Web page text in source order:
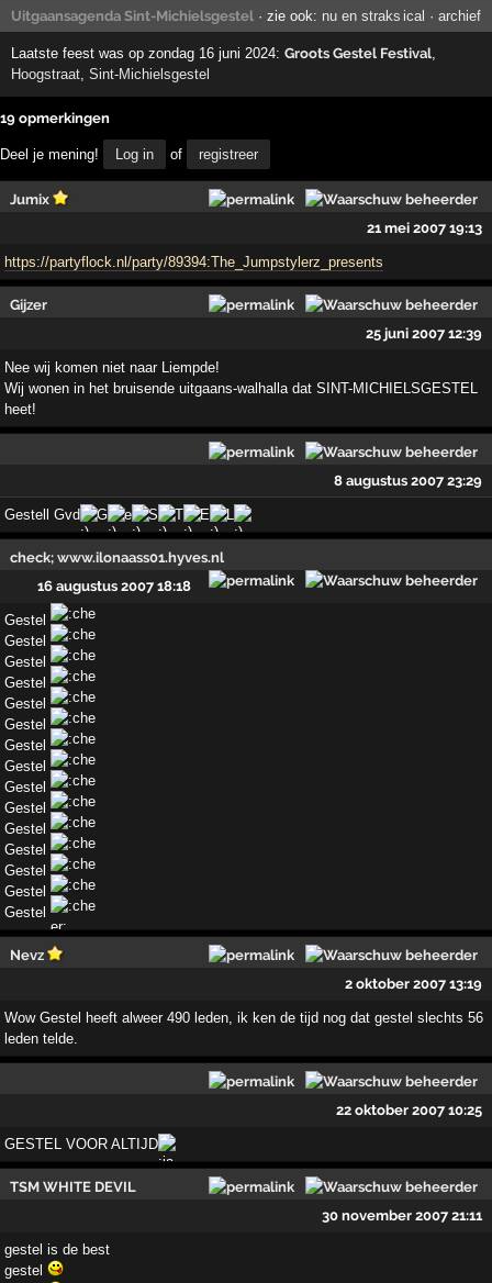
Uitgaansagenda Sint-Michielsgestel · zie ook: nu en straks ical · archief
Laatste feest was op zondag 16 juni 2024:Groots Gestel Festival,
Hoogstraat,Sint-Michielsgestel
19 opmerkingen
Deel je mening! Log in of registreer
Jumix
21 mei 2007 19:13
https://partyflock.nl/party/89394:The_Jumpstylerz_presents
Gijzer
25 juni 2007 12:39
Nee wij komen niet naar Liempde!
Wij wonen in het bruisende uitgaans-walhalla dat SINT-MICHIELSGESTEL
heet!
8 augustus 2007 23:29
Gestell Gvd G e S T E L
check; www.ilonaass01.hyves.nl
16 augustus 2007 18:18
Gestel
Gestel
Gestel
Gestel
Gestel
Gestel
Gestel
Gestel
Gestel
Gestel
Gestel
Gestel
Gestel
Gestel
Gestel
Nevz
2 oktober 2007 13:19
Wow Gestel heeft alweer 490 leden, ik ken de tijd nog dat gestel slechts 56
leden telde.
22 oktober 2007 10:25
GESTEL VOOR ALTIJD
TSM WHITE DEVIL
30 november 2007 21:11
gestel is de best
gestel